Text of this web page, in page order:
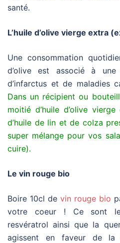
santé.
L’huile d’olive vierge extra
Une consommation
d’olive est associé à
d’infarctus et de maladies
Dans un récipient ou
moitié d’huile d’olive
d’huile de lin et de colza
super mélange pour vos
cuire).
Le vin rouge bio
Boire 10cl de vin rouge bio
votre coeur ! Ce sont
resvératrol ainsi que la
agissent en faveur de la